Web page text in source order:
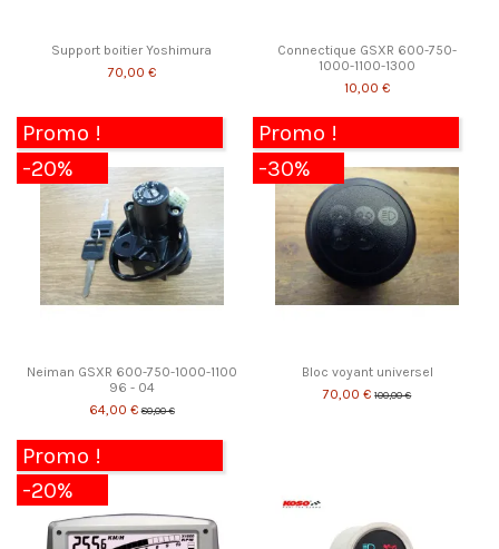
Support boitier Yoshimura
70,00 €
Connectique GSXR 600-750-
1000-1100-1300
10,00 €
Promo !
-20%
Neiman GSXR 600-750-1000-1100
96 - 04
64,00 €80,00 €
Promo !
-30%
Bloc voyant universel
70,00 €100,00 €
Promo !
-20%